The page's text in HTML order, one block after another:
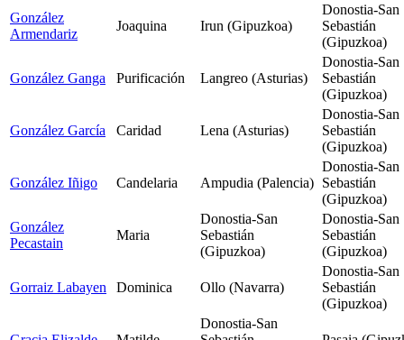
González
Armendariz
Joaquina Irun (Gipuzkoa)
Donostia-San
Sebastián
(Gipuzkoa)
González Ganga Purificación Langreo (Asturias)
Donostia-San
Sebastián
(Gipuzkoa)
González García Caridad Lena (Asturias)
Donostia-San
Sebastián
(Gipuzkoa)
González Iñigo Candelaria Ampudia (Palencia)
Donostia-San
Sebastián
(Gipuzkoa)
González
Pecastain
Maria
Donostia-San
Sebastián
(Gipuzkoa)
Donostia-San
Sebastián
(Gipuzkoa)
Gorraiz Labayen Dominica Ollo (Navarra)
Donostia-San
Sebastián
(Gipuzkoa)
Donostia-San